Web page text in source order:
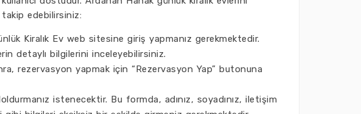
takip edebilirsiniz:
Kiralık Ev web sitesine giriş yapmanız gerekmektedir.
detaylı bilgilerini inceleyebilirsiniz.
rezervasyon yapmak için “Rezervasyon Yap” butonuna
istenecektir. Bu formda, adınız, soyadınız, iletişim